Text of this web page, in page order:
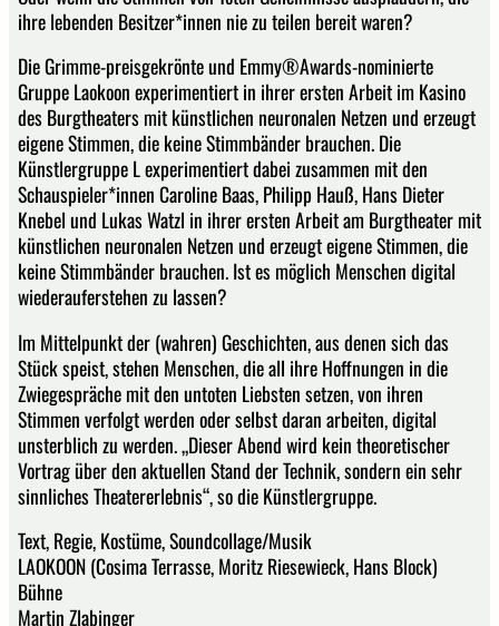
ihre lebenden Besitzer*innen nie zu teilen bereit waren?
Die Grimme-preisgekrönte und Emmy®Awards-nominierte
Gruppe Laokoon experimentiert in ihrer ersten Arbeit im Kasino
des Burgtheaters mit künstlichen neuronalen Netzen und erzeugt
eigene Stimmen, die keine Stimmbänder brauchen. Die
Künstlergruppe L experimentiert dabei zusammen mit den
Schauspieler*innen Caroline Baas, Philipp Hauß, Hans Dieter
Knebel und Lukas Watzl in ihrer ersten Arbeit am Burgtheater mit
künstlichen neuronalen Netzen und erzeugt eigene Stimmen, die
keine Stimmbänder brauchen. Ist es möglich Menschen digital
wiederauferstehen zu lassen?
Im Mittelpunkt der (wahren) Geschichten, aus denen sich das
Stück speist, stehen Menschen, die all ihre Hoffnungen in die
Zwiegespräche mit den untoten Liebsten setzen, von ihren
Stimmen verfolgt werden oder selbst daran arbeiten, digital
unsterblich zu werden. „Dieser Abend wird kein theoretischer
Vortrag über den aktuellen Stand der Technik, sondern ein sehr
sinnliches Theatererlebnis“, so die Künstlergruppe.
Text, Regie, Kostüme, Soundcollage/Musik
LAOKOON (Cosima Terrasse, Moritz Riesewieck, Hans Block)
Bühne
Martin Zlabinger